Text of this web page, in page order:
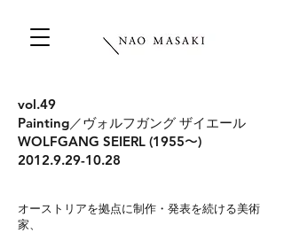
vol.49
Painting／ヴォルフガング ザイエール
WOLFGANG SEIERL (1955〜)
2012.9.29-10.28
オーストリアを拠点に制作・発表を続ける美術
家、